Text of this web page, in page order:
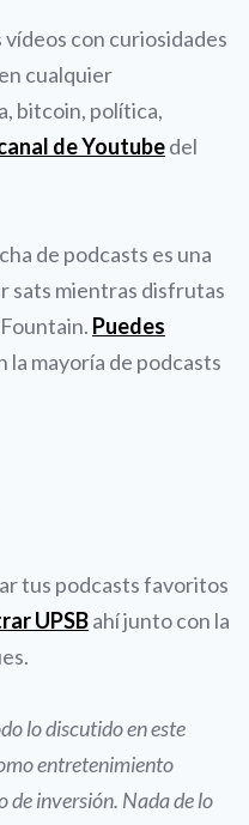
con curiosidades
cualquier
bitcoin, política,
de Youtubedel
de podcasts es una
sats mientras disfrutas
Puedes
la mayoría de podcasts
tus podcasts favoritos
UPSBahí junto con la
lo discutido en este
entretenimiento
de inversión. Nada de lo